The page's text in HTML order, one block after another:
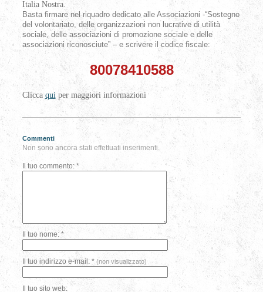
Italia Nostra.
Basta firmare nel riquadro dedicato alle Associazioni -“Sostegno
del volontariato, delle organizzazioni non lucrative di utilità
sociale, delle associazioni di promozione sociale e delle
associazioni riconosciute” – e scrivere il codice fiscale:
80078410588
Clicca qui per maggiori informazioni
Commenti
Non sono ancora stati effettuati inserimenti.
Il tuo commento: *
Il tuo nome: *
Il tuo indirizzo e-mail: * (non visualizzato)
Il tuo sito web: